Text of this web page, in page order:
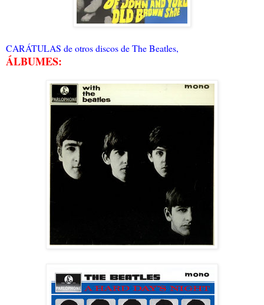
CARÁTULAS de otros discos de The Beatles,
ÁLBUMES: